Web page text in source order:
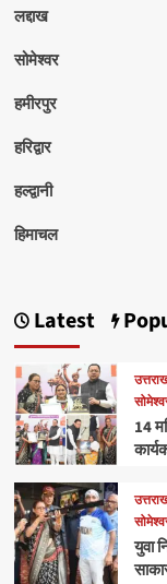
लद्दाख
सोमेश्वर
हमीरपुर
हरिद्वार
हल्द्वानी
हिमाचल
Latest
14
युवा